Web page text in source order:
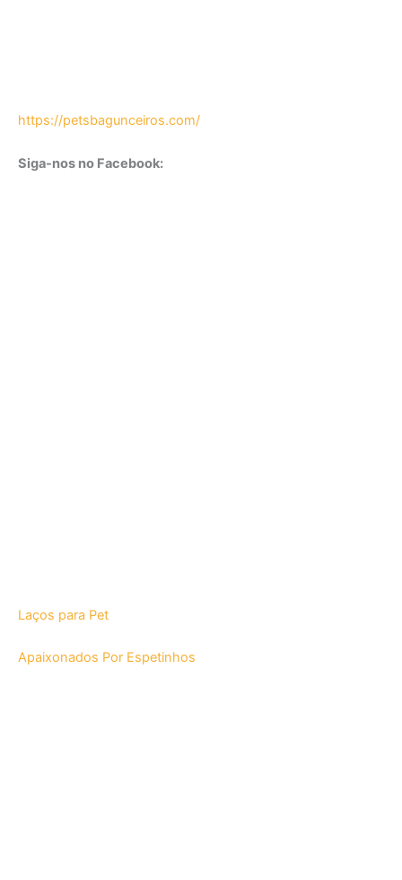
https://petsbagunceiros.com/
Siga-nos no Facebook:
Laços para Pet
Apaixonados Por Espetinhos